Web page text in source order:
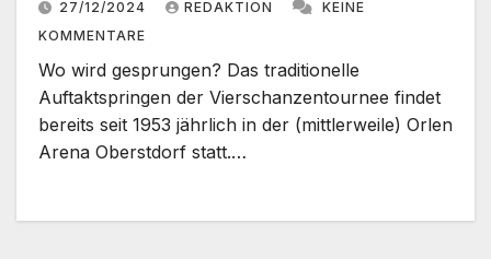
27/12/2024 REDAKTION
KEINE
KOMMENTARE
Wo wird gesprungen? Das traditionelle
Auftaktspringen der Vierschanzentournee findet
bereits seit 1953 jährlich in der (mittlerweile) Orlen
Arena Oberstdorf statt.…